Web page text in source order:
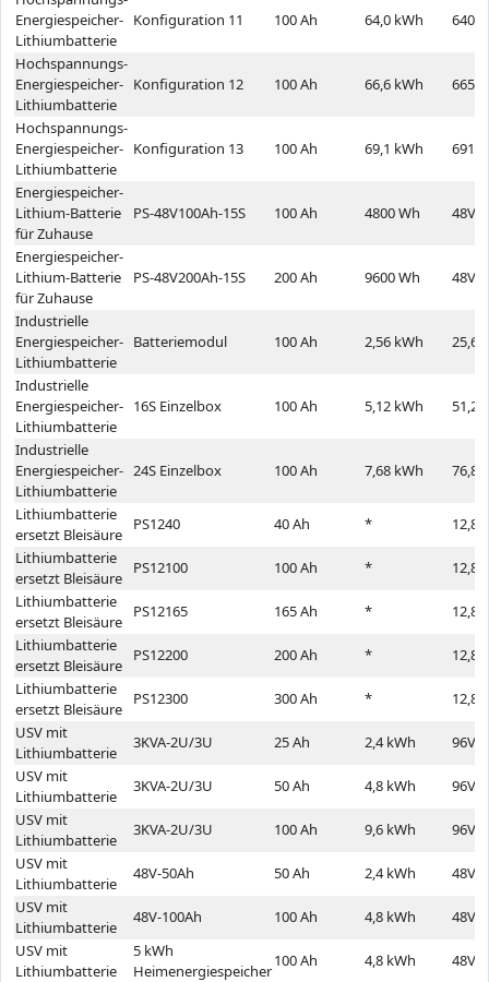
Energiespeicher-
Lithiumbatterie
Konfiguration 11 100 Ah 64,0 kWh 640,0
Hochspannungs-
Energiespeicher-
Lithiumbatterie
Konfiguration 12 100 Ah 66,6 kWh 665,6
Hochspannungs-
Energiespeicher-
Lithiumbatterie
Konfiguration 13 100 Ah 69,1 kWh 691,2
Energiespeicher-
Lithium-Batterie
für Zuhause
PS-48V100Ah-15S 100 Ah 4800 Wh 48V
Energiespeicher-
Lithium-Batterie
für Zuhause
PS-48V200Ah-15S 200 Ah 9600 Wh 48V
Industrielle
Energiespeicher-
Lithiumbatterie
Batteriemodul 100 Ah 2,56 kWh 25,6 V
Industrielle
Energiespeicher-
Lithiumbatterie
16S Einzelbox 100 Ah 5,12 kWh 51,2 V
Industrielle
Energiespeicher-
Lithiumbatterie
24S Einzelbox 100 Ah 7,68 kWh 76,8 V
Lithiumbatterie
ersetzt Bleisäure
PS1240 40 Ah *
12,8 V
Lithiumbatterie
ersetzt Bleisäure
PS12100 100 Ah *
12,8 V
Lithiumbatterie
ersetzt Bleisäure
PS12165 165 Ah *
12,8 V
Lithiumbatterie
ersetzt Bleisäure
PS12200 200 Ah *
12,8 V
Lithiumbatterie
ersetzt Bleisäure
PS12300 300 Ah *
12,8 V
USV mit
Lithiumbatterie
3KVA-2U/3U 25 Ah 2,4 kWh
96V
USV mit
Lithiumbatterie
3KVA-2U/3U 50 Ah 4,8 kWh
96V
USV mit
Lithiumbatterie
3KVA-2U/3U 100 Ah 9,6 kWh
96V
USV mit
Lithiumbatterie
48V-50Ah 50 Ah 2,4 kWh
48V
USV mit
Lithiumbatterie
48V-100Ah 100 Ah 4,8 kWh
48V
USV mit
Lithiumbatterie
5 kWh
Heimenergiespeicher
100 Ah 4,8 kWh
48V